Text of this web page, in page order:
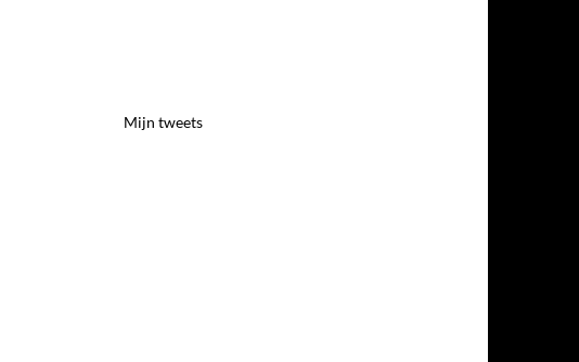
Mijn tweets